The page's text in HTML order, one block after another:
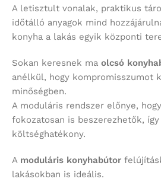
A letisztult vonalak, praktikus
időtálló anyagok mind
konyha a lakás egyik központi
Sokan keresnek ma olcsó
anélkül, hogy kompromisszumot
minőségben.
A moduláris rendszer előnye,
fokozatosan is beszerezhetők,
költséghatékony.
A moduláris konyhabútor
lakásokban is ideális.